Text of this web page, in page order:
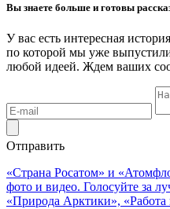
Вы знаете больше и готовы
У вас есть интересная
по которой мы уже
любой идеей. Ждем ваших
Отправить
«Страна Росатом» и
фото и видео. Голосуйте за
«Природа Арктики»,